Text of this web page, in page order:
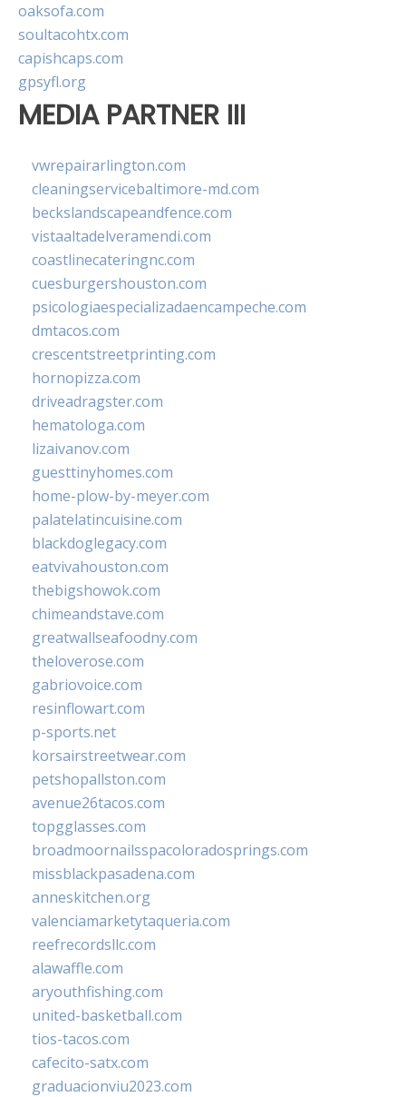
oaksofa.com
soultacohtx.com
capishcaps.com
gpsyfl.org
MEDIA PARTNER III
vwrepairarlington.com
cleaningservicebaltimore-md.com
beckslandscapeandfence.com
vistaaltadelveramendi.com
coastlinecateringnc.com
cuesburgershouston.com
psicologiaespecializadaencampeche.com
dmtacos.com
crescentstreetprinting.com
hornopizza.com
driveadragster.com
hematologa.com
lizaivanov.com
guesttinyhomes.com
home-plow-by-meyer.com
palatelatincuisine.com
blackdoglegacy.com
eatvivahouston.com
thebigshowok.com
chimeandstave.com
greatwallseafoodny.com
theloverose.com
gabriovoice.com
resinflowart.com
p-sports.net
korsairstreetwear.com
petshopallston.com
avenue26tacos.com
topgglasses.com
broadmoornailsspacoloradosprings.com
missblackpasadena.com
anneskitchen.org
valenciamarketytaqueria.com
reefrecordsllc.com
alawaffle.com
aryouthfishing.com
united-basketball.com
tios-tacos.com
cafecito-satx.com
graduacionviu2023.com